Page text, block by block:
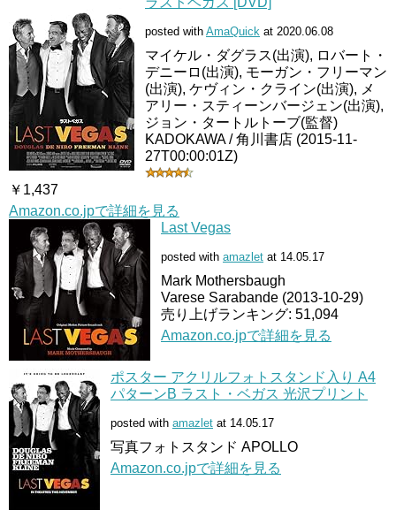
posted with AmaQuick at 2020.06.08
マイケル・ダグラス(出演), ロバート・
デニーロ(出演), モーガン・フリーマン
(出演), ケヴィン・クライン(出演), メ
アリー・スティーンバージェン(出演),
ジョン・タートルトーブ(監督)
KADOKAWA / 角川書店 (2015-11-
27T00:00:01Z)
￥1,437
Amazon.co.jpで詳細を見る
Last Vegas
posted with amazlet at 14.05.17
Mark Mothersbaugh
Varese Sarabande (2013-10-29)
売り上げランキング: 51,094
Amazon.co.jpで詳細を見る
ポスター アクリルフォトスタンド入り A4
パターンB ラスト・ベガス 光沢プリント
posted with amazlet at 14.05.17
写真フォトスタンド APOLLO
Amazon.co.jpで詳細を見る